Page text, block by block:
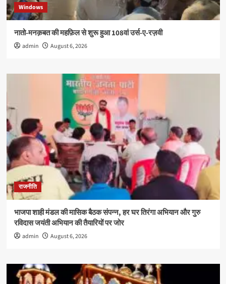
Windows
नातो-मनक़बत की महफ़िल से शुरू हुआ 108वां उर्स-ए-रज़वी
admin August 6, 2026
राजनीति
भाजपा शाही मंडल की मासिक बैठक संपन्न, हर घर तिरंगा अभियान और गुरु
रविदास जयंती अभियान की तैयारियों पर जोर
admin August 6, 2026